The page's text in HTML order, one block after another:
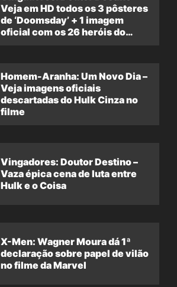
Veja em HD todos os 3 pôsteres
de ‘Doomsday’ + 1 imagem
oficial com os 26 heróis do
Homem-Aranha: Um Novo Dia –
Veja imagens oficiais
descartadas do Hulk Cinza no
filme
Vingadores: Doutor Destino –
Vaza épica cena de luta entre
Hulk e o Coisa
X-Men: Wagner Moura dá 1ª
declaração sobre papel de vilão
no filme da Marvel